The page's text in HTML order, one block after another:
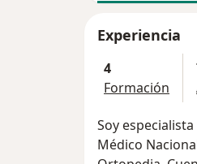
Experiencia
4
Formación
Soy
Médico